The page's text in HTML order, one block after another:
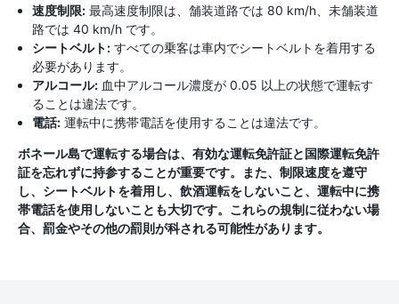
速度制限: 最高速度制限は、舗装道路では 80 km/h、未舗装道
路では 40 km/h です。
シートベルト: すべての乗客は車内でシートベルトを着用する
必要があります。
アルコール: 血中アルコール濃度が 0.05 以上の状態で運転す
ることは違法です。
電話: 運転中に携帯電話を使用することは違法です。
ボネール島で運転する場合は、有効な運転免許証と国際運転免許
証を忘れずに持参することが重要です。また、制限速度を遵守
し、シートベルトを着用し、飲酒運転をしないこと、運転中に携
帯電話を使用しないことも大切です。これらの規制に従わない場
合、罰金やその他の罰則が科される可能性があります。